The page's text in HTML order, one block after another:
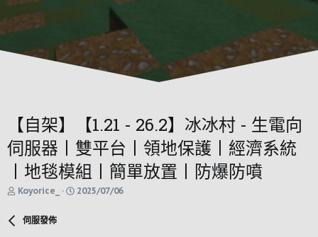
【自架】【1.21 - 26.2】冰冰村 - 生電向
伺服器丨雙平台丨領地保護丨經濟系統
丨地毯模組丨簡單放置丨防爆防噴
主
發
起
Koyorice_
開
2025/07/06
伺服發佈